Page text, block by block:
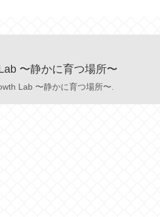
〜静かに育つ場所〜
Lab 〜静かに育つ場所〜.